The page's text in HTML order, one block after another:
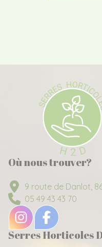
Où nous trouver?
9 route de Danlot,
05 49 43 43 70
Serres Horticoles